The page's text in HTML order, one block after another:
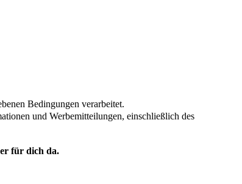
Bedingungen verarbeitet.
und Werbemitteilungen, einschließlich des
für dich da.